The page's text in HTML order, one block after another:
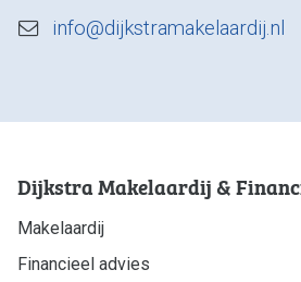
info@dijkstramakelaardij.nl
Dijkstra Makelaardij &
Makelaardij
Financieel advies